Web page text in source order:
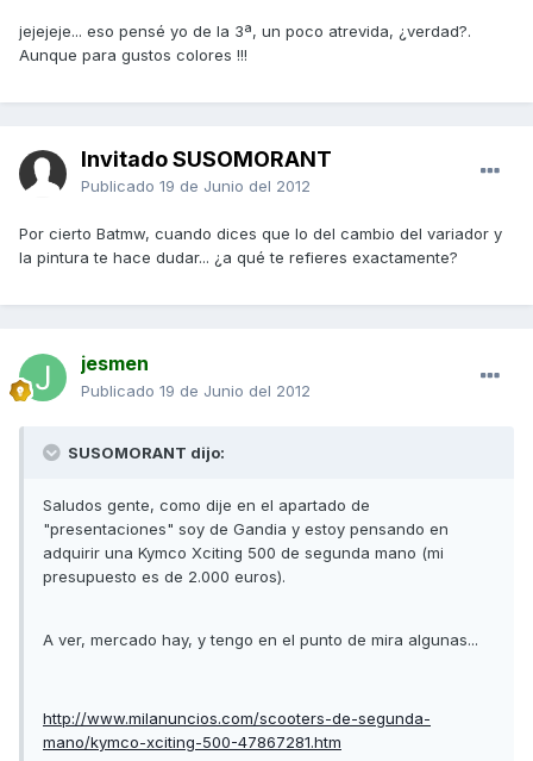
jejejeje... eso pensé yo de la 3ª, un poco atrevida, ¿verdad?.
Aunque para gustos colores !!!
Invitado SUSOMORANT
Publicado 19 de Junio del 2012
Por cierto Batmw, cuando dices que lo del cambio del variador y
la pintura te hace dudar... ¿a qué te refieres exactamente?
jesmen
Publicado 19 de Junio del 2012
SUSOMORANT dijo:
Saludos gente, como dije en el apartado de
"presentaciones" soy de Gandia y estoy pensando en
adquirir una Kymco Xciting 500 de segunda mano (mi
presupuesto es de 2.000 euros).
A ver, mercado hay, y tengo en el punto de mira algunas...
http://www.milanuncios.com/scooters-de-segunda-
mano/kymco-xciting-500-47867281.htm